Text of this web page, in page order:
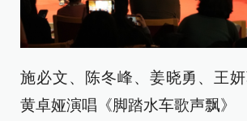
施必文、陈冬峰、姜晓勇、王妍
黄卓娅演唱《脚踏水车歌声飘》